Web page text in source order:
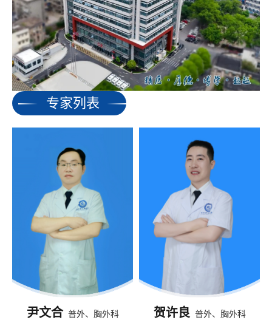
专家列表
尹文合 普外、胸外科 贺许良 普外、胸外科